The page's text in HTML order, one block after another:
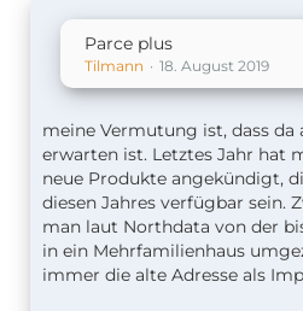
Parce plus
Tilmann 18. August 2019
meine Vermutung ist, dass
erwarten ist. Letztes Jahr hat
neue Produkte angekündigt,
diesen Jahres verfügbar sein.
man laut Northdata von der
in ein Mehrfamilienhaus
immer die alte Adresse als